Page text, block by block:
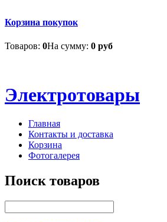
Корзина покупок
Товаров: 0На сумму: 0 руб
Электротовары
Главная
Контакты и доставка
Корзина
Фотогалерея
Поиск товаров